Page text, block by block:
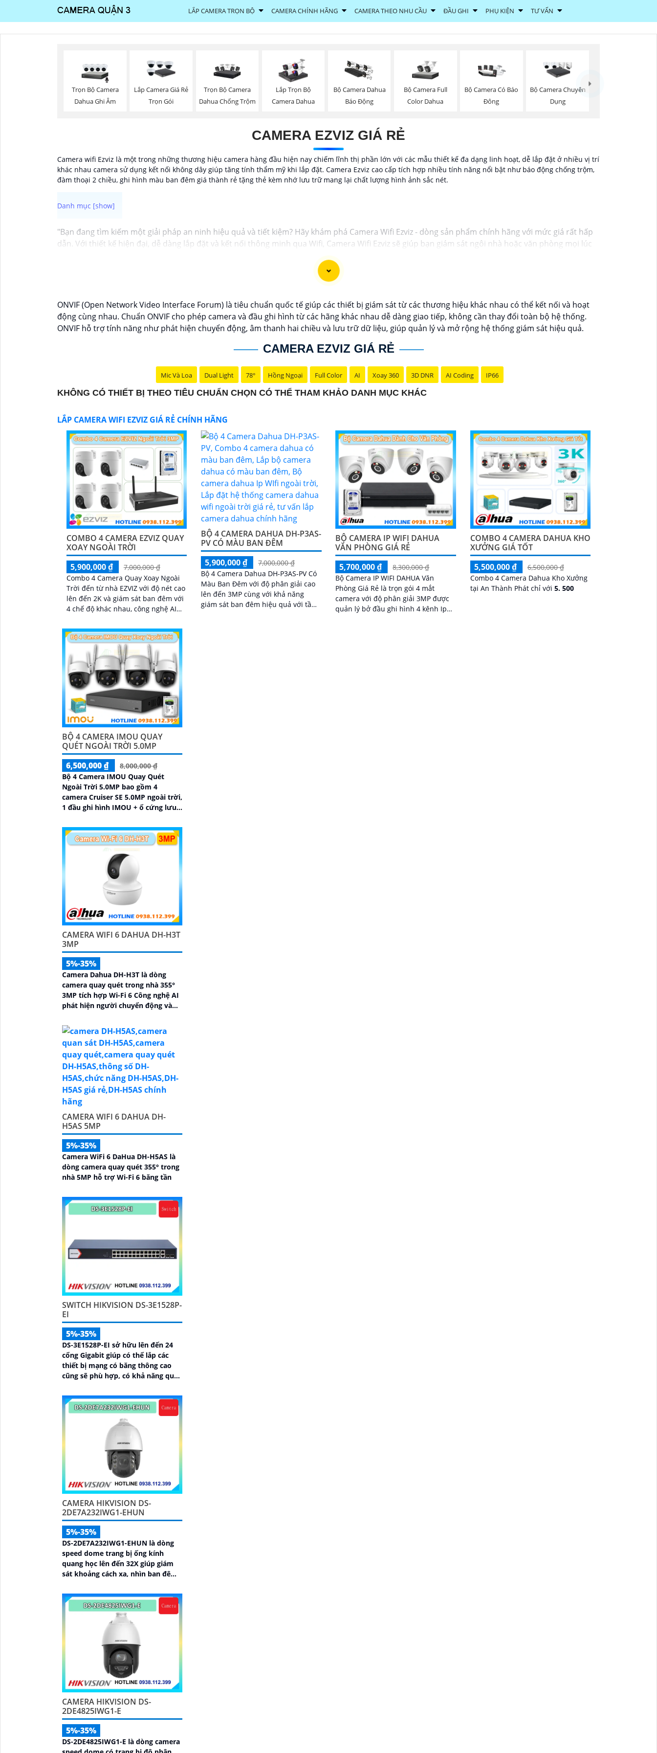
LẮP CAMERA TRỌN BỘ CAMERA CHÍNH HÃNG CAMERA THEO NHU CẦU ĐẦU GHI PHỤ KIỆN TƯ VẤN
Trọn Bộ Camera
Dahua Ghi Âm
Lắp Camera Giá Rẻ
Trọn Gói
Trọn Bộ Camera
Dahua Chống Trộm
Lắp Trọn Bộ
Camera Dahua
Bộ Camera Dahua
Báo Động
Bộ Camera Full
Color Dahua
Bộ Camera Có Báo
Đông
Bộ Camera Chuyên
Dụng
CAMERA EZVIZ GIÁ RẺ
Camera wifi Ezviz là một trong những thương hiệu camera hàng đầu hiện nay chiếm lĩnh thị phần lớn với các mẫu thiết kế đa dạng linh hoạt, dễ lắp đặt ở nhiều vị trí
khác nhau camera sử dụng kết nối không dây giúp tăng tính thẩm mỹ khi lắp đặt. Camera Ezviz cao cấp tích hợp nhiều tính năng nổi bật như báo động chống trộm,
đàm thoại 2 chiều, ghi hình màu ban đêm giá thành rẻ tặng thẻ kèm nhớ lưu trữ mang lại chất lượng hình ảnh sắc nét.
"Bạn đang tìm kiếm một giải pháp an ninh hiệu quả và tiết kiệm? Hãy khám phá Camera Wifi Ezviz - dòng sản phẩm chính hãng với mức giá rất hấp
dẫn. Với thiết kế hiện đại, dễ dàng lắp đặt và kết nối thông minh qua Wifi, Camera Wifi Ezviz sẽ giúp bạn giám sát ngôi nhà hoặc văn phòng mọi lúc
Không chỉ vậy, sản phẩm cũng mang lại chất lượng hình ảnh sắc nét và độ phân giải cao, cho phép bạn theo dõi mọi hoạt động một cách dễ dàng.
Đừng bỏ lỡ cơ hội sở hữu Camera Wifi Ezviz giá rẻ chính hãng để bảo vệ tài sản và gia đình của bạn ngay hôm nay!"
ONVIF (Open Network Video Interface Forum) là tiêu chuẩn quốc tế giúp các thiết bị giám sát từ các thương hiệu khác nhau có thể kết nối và hoạt
động cùng nhau. Chuẩn ONVIF cho phép camera và đầu ghi hình từ các hãng khác nhau dễ dàng giao tiếp, không cần thay đổi toàn bộ hệ thống.
ONVIF hỗ trợ tính năng như phát hiện chuyển động, âm thanh hai chiều và lưu trữ dữ liệu, giúp quản lý và mở rộng hệ thống giám sát hiệu quả.
CAMERA EZVIZ GIÁ RẺ
Mic Và Loa Dual Light 78° Hồng Ngoại Full Color AI Xoay 360 3D DNR AI Coding IP66
KHÔNG CÓ THIẾT BỊ THEO TIÊU CHUẨN CHỌN CÓ THỂ THAM KHẢO DANH MỤC KHÁC
LẮP CAMERA WIFI EZVIZ GIÁ RẺ CHÍNH HÃNG
COMBO 4 CAMERA EZVIZ QUAY
XOAY NGOÀI TRỜI
5,900,000 ₫
7,000,000 ₫
Combo 4 Camera Quay Xoay Ngoài
Trời đến từ nhà EZVIZ với độ nét cao
lên đến 2K và giám sát ban đêm với
4 chế độ khác nhau, công nghệ AI
động chuẩn sát được quản lý tập
trung bởi đầu ghi hình IP WiFi
BỘ 4 CAMERA DAHUA DH-P3AS-
PV CÓ MÀU BAN ĐÊM
5,900,000 ₫
7,000,000 ₫
Bộ 4 Camera Dahua DH-P3AS-PV Có
Màu Ban Đêm với độ phân giải cao
lên đến 3MP cùng với khả năng
giám sát ban đêm hiệu quả với tầm
BỘ CAMERA IP WIFI DAHUA
VĂN PHÒNG GIÁ RẺ
5,700,000 ₫
8,300,000 ₫
Bộ Camera IP WIFI DAHUA Văn
Phòng Giá Rẻ là trọn gói 4 mắt
camera với độ phân giải 3MP được
quản lý bở đầu ghi hình 4 kênh Ip
COMBO 4 CAMERA DAHUA KHO
XƯỞNG GIÁ TỐT
5,500,000 ₫
6,500,000 ₫
Combo 4 Camera Dahua Kho Xưởng
tại An Thành Phát chỉ với 5. 500
BỘ 4 CAMERA IMOU QUAY
QUÉT NGOÀI TRỜI 5.0MP
6,500,000 ₫
8,000,000 ₫
Bộ 4 Camera IMOU Quay Quét
Ngoài Trời 5.0MP bao gồm 4
camera Cruiser SE 5.0MP ngoài trời,
1 đầu ghi hình IMOU + ổ cứng lưu
chuyên dụng cho camera
CAMERA WIFI 6 DAHUA DH-H3T
3MP
5%-35%
Camera Dahua DH-H3T là dòng
camera quay quét trong nhà 355°
3MP tích hợp Wi-Fi 6 Công nghệ AI
phát hiện người chuyển động và
hai chiều, hồng ngoại tầm xa ban
đêm 10m hỗ trợ thẻ nhớ MicroSD
256GB ONVIF và điều khiển từ xa
qua ứng dụng DMSS
CAMERA WIFI 6 DAHUA DH-
H5AS 5MP
5%-35%
Camera WiFi 6 DaHua DH-H5AS là
dòng camera quay quét 355° trong
nhà 5MP hỗ trợ Wi-Fi 6 băng tần
SWITCH HIKVISION DS-3E1528P-
EI
5%-35%
DS-3E1528P-EI sở hữu lên đến 24
cổng Gigabit giúp có thể lắp các
thiết bị mạng có băng thông cao
cũng sẽ phù hợp, có khả năng quản
công suất PoE lên đến 230W,
truyền dữ liệu lên đến 300m, vỏ
kim loại, chông sét 6kV
CAMERA HIKVISION DS-
2DE7A232IWG1-EHUN
5%-35%
DS-2DE7A232IWG1-EHUN là dòng
speed dome trang bị ống kính
quang học lên đến 32X giúp giám
sát khoảng cách xa, nhìn ban đêm
năng AcuSense nâng cao hiệu quả
giám sát an ninh, có tốc độ lấy nét
cao nhờ công nghệ Self-learning
CAMERA HIKVISION DS-
2DE4825IWG1-E
5%-35%
DS-2DE4825IWG1-E là dòng camera